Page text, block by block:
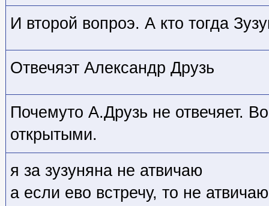
И второй вопроэ. А кто тогда
Отвечяэт Александр Друзь
Почемуто А.Друзь не отвечяет.
открытыми.
я за зузуняна не атвичаю
а если ево встречу, то не